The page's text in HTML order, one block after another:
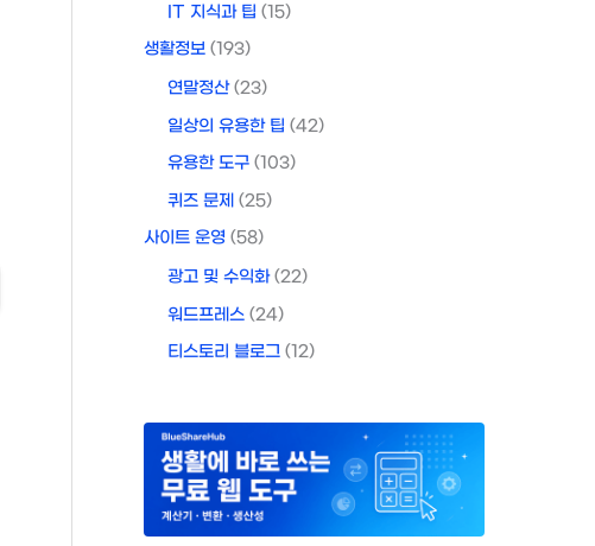
IT 지식과 팁 (15)
생활정보 (193)
연말정산(23)
일상의 유용한 팁 (42)
유용한 도구 (103)
퀴즈 문제 (25)
사이트 운영 (58)
광고 및 수익화(22)
워드프레스 (24)
티스토리 블로그 (12)